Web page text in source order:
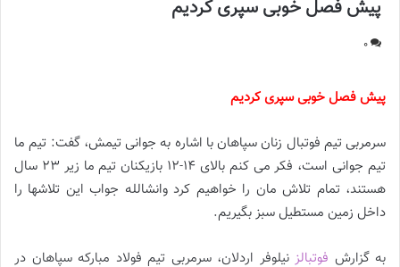
پیش فصل خوبی سپری کردیم
0
پیش فصل خوبی سپری کردیم
سرمربی تیم فوتبال زنان سپاهان با اشاره به جوانی تیمش، گفت: تیم ما
تیم جوانی است، فکر می کنم بالای ۱۴-۱۲ بازیکنان تیم ما زیر ۲۳ سال
هستند، تمام تلاش مان را خواهیم کرد وانشالله جواب این تلاشها را
داخل زمین مستطیل سبز بگیریم.
به گزارش فوتبالز نیلوفر اردلان، سرمربی تیم فولاد مبارکه سپاهان در